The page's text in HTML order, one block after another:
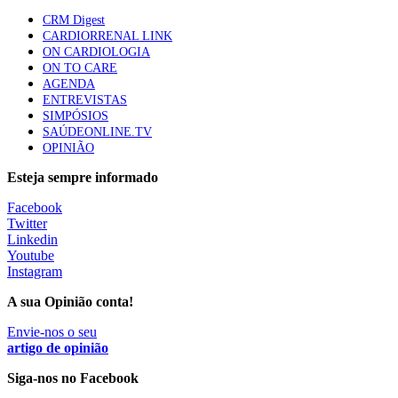
88 visualizações
Trodelvy aprovado para primeira linha no cancro da
mama triplo negativo metastático em doentes não
elegíveis para inibidores PD-(L)1
61 visualizações
MAIS NOTÍCIAS
Quase 11.900 jovens recorreram aos cheques psicólogo e
nutricionista no primeiro mês
7 Ago, 2026
ULS de Coimbra estreia cirurgia endoscópica do ouvido com
apoio robótico em Portugal
7 Ago, 2026 0 Comments
CRM Digest
CARDIORRENAL LINK
ON CARDIOLOGIA
ON TO CARE
AGENDA
ENTREVISTAS
SIMPÓSIOS
SAÚDEONLINE.TV
OPINIÃO
Esteja sempre informado
Facebook
Twitter
Linkedin
Youtube
Instagram
A sua Opinião conta!
Envie-nos o seu
artigo de opinião
Siga-nos no Facebook